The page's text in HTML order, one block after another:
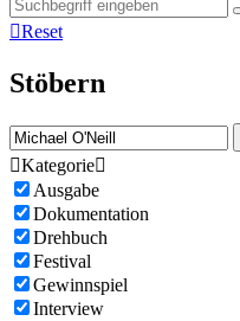
Reset
Stöbern
Kategorie
Ausgabe
Dokumentation
Drehbuch
Festival
Gewinnspiel
Interview